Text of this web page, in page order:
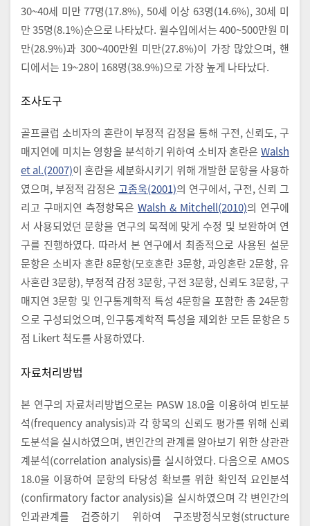
30~40세 미만 77명(17.8%), 50세 이상 63명(14.6%), 30세 미
만 35명(8.1%)순으로 나타났다. 월수입에서는 400~500만원 미
만(28.9%)과 300~400만원 미만(27.8%)이 가장 많았으며, 핸
디에서는 19~28이 168명(38.9%)으로 가장 높게 나타났다.
조사도구
골프클럽 소비자의 혼란이 부정적 감정을 통해 구전, 신뢰도, 구
매지연에 미치는 영향을 분석하기 위하여 소비자 혼란은 Walsh
et al.(2007)이 혼란을 세분화시키기 위해 개발한 문항을 사용하
였으며, 부정적 감정은고종욱(2001)의 연구에서, 구전, 신뢰 그
리고 구매지연 측정항목은 Walsh & Mitchell(2010)의 연구에
서 사용되었던 문항을 연구의 목적에 맞게 수정 및 보완하여 연
구를 진행하였다. 따라서 본 연구에서 최종적으로 사용된 설문
문항은 소비자 혼란 8문항(모호혼란 3문항, 과잉혼란 2문항, 유
사혼란 3문항), 부정적 감정 3문항, 구전 3문항, 신뢰도 3문항, 구
매지연 3문항 및 인구통계학적 특성 4문항을 포함한 총 24문항
으로 구성되었으며, 인구통계학적 특성을 제외한 모든 문항은 5
점 Likert 척도를 사용하였다.
자료처리방법
본 연구의 자료처리방법으로는 PASW 18.0을 이용하여 빈도분
석(frequency analysis)과 각 항목의 신뢰도 평가를 위해 신뢰
도분석을 실시하였으며, 변인간의 관계를 알아보기 위한 상관관
계분석(correlation analysis)를 실시하였다. 다음으로 AMOS
18.0을 이용하여 문항의 타당성 확보를 위한 확인적 요인분석
(confirmatory factor analysis)을 실시하였으며 각 변인간의
인과관계를 검증하기 위하여 구조방정식모형(structure